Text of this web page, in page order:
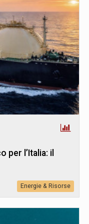
per l’Italia: il
Energie & Risorse